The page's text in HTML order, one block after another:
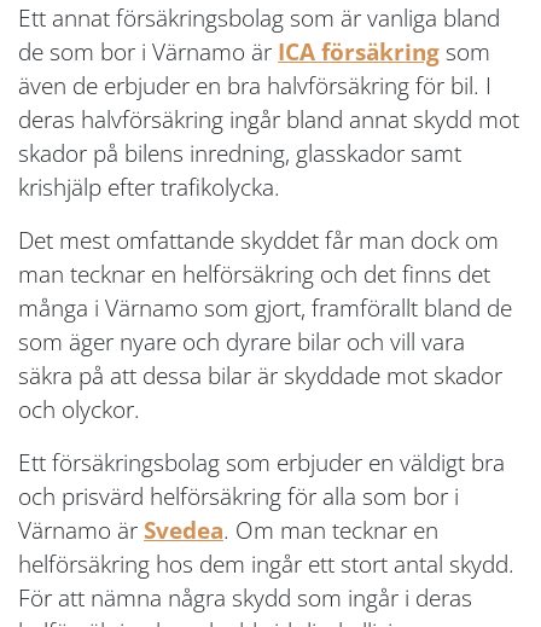
Ett annat försäkringsbolag som är vanliga bland
de som bor i Värnamo är ICA försäkring som
även de erbjuder en bra halvförsäkring för bil. I
deras halvförsäkring ingår bland annat skydd mot
skador på bilens inredning, glasskador samt
krishjälp efter trafikolycka.
Det mest omfattande skyddet får man dock om
man tecknar en helförsäkring och det finns det
många i Värnamo som gjort, framförallt bland de
som äger nyare och dyrare bilar och vill vara
säkra på att dessa bilar är skyddade mot skador
och olyckor.
Ett försäkringsbolag som erbjuder en väldigt bra
och prisvärd helförsäkring för alla som bor i
Värnamo är Svedea. Om man tecknar en
helförsäkring hos dem ingår ett stort antal skydd.
För att nämna några skydd som ingår i deras